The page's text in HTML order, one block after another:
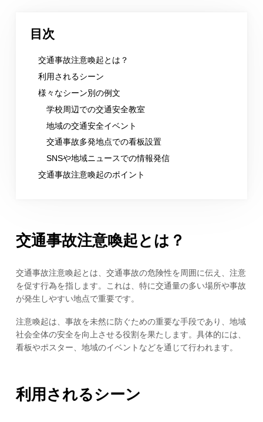
目次
交通事故注意喚起とは？
利用されるシーン
様々なシーン別の例文
学校周辺での交通安全教室
地域の交通安全イベント
交通事故多発地点での看板設置
SNSや地域ニュースでの情報発信
交通事故注意喚起のポイント
交通事故注意喚起とは？
交通事故注意喚起とは、交通事故の危険性を周囲に伝え、注意
を促す行為を指します。これは、特に交通量の多い場所や事故
が発生しやすい地点で重要です。
注意喚起は、事故を未然に防ぐための重要な手段であり、地域
社会全体の安全を向上させる役割を果たします。具体的には、
看板やポスター、地域のイベントなどを通じて行われます。
利用されるシーン